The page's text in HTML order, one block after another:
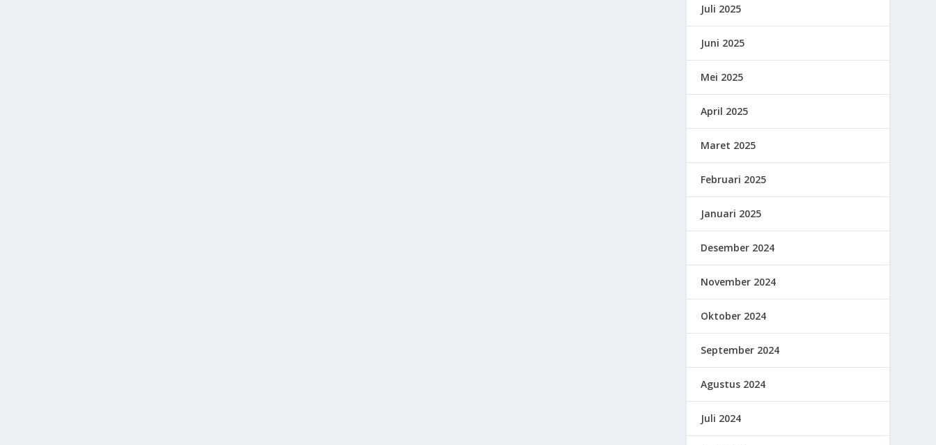
Juli 2025
Juni 2025
Mei 2025
April 2025
Maret 2025
Februari 2025
Januari 2025
Desember 2024
November 2024
Oktober 2024
September 2024
Agustus 2024
Juli 2024